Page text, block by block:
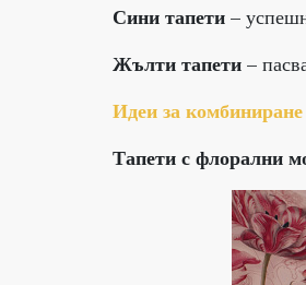
Сини тапети–
Жълти тапети–
Идеи за
Тапети с флорални